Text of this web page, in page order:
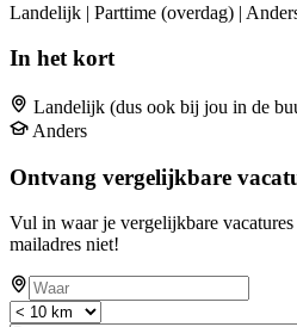
Landelijk | Parttime (overdag) |
In het kort
Landelijk (dus ook bij jou in de
Anders
Ontvang vergelijkbare
Vul in waar je vergelijkbare
mailadres niet!